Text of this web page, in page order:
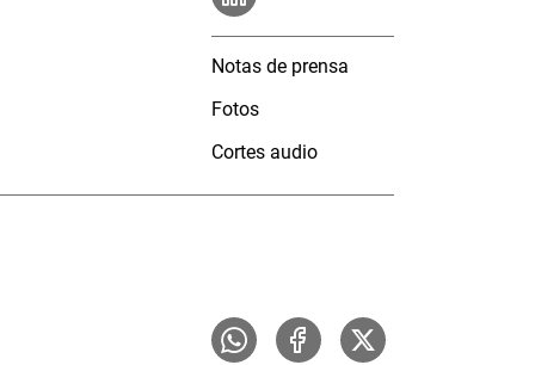
Notas de prensa
Fotos
Cortes audio